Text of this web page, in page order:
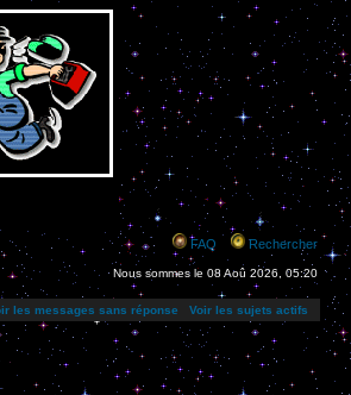
FAQ Rechercher
Nous sommes le 08 Aoû 2026, 05:20
les messages sans réponse Voir les sujets actifs